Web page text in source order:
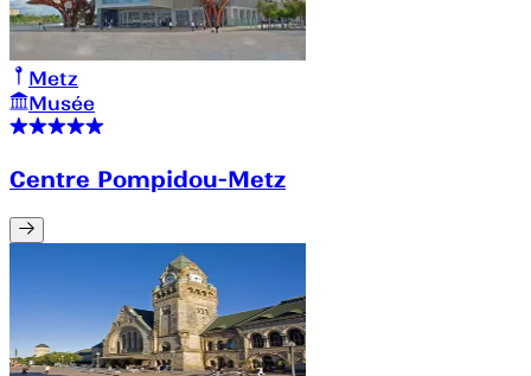
Metz
Musée
Centre Pompidou-Metz